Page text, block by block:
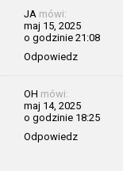
JA mówi:
maj 15, 2025
o godzinie 21:08
Odpowiedz
OH mówi:
maj 14, 2025
o godzinie 18:25
Odpowiedz